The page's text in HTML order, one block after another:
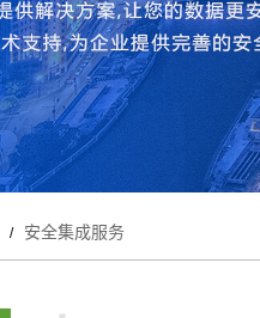
/ 安全集成服务